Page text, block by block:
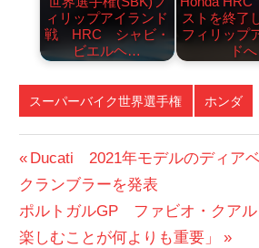
ィリップアイランド
戦 HRC シャビ・
ビエルヘ…
ストを終了
フィリップ
ドへ
スーパーバイク世界選手権 ホンダ
投
稿
ナ
前
の
投
稿:
Ducati 2021年モデルのディア
クランブラーを発表
次
の
ポルトガルGP ファビオ・クアル
楽しむことが何よりも重要」